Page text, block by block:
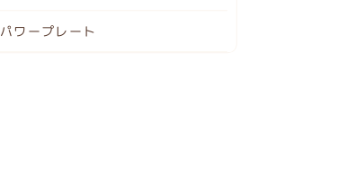
パワープレート